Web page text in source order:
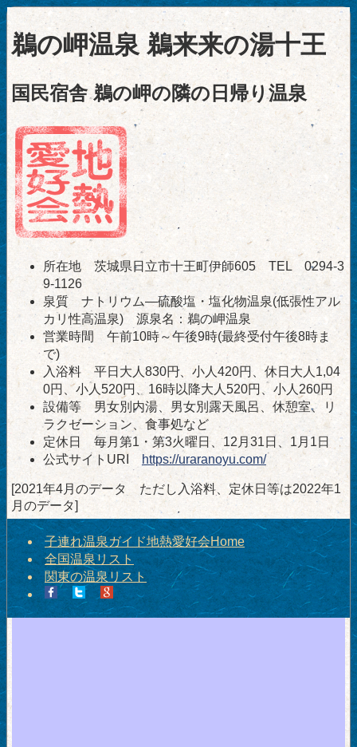
鵜の岬温泉 鵜来来の湯十王
国民宿舎 鵜の岬の隣の日帰り温泉
所在地 茨城県日立市十王町伊師605 TEL 0294-3
9-1126
泉質 ナトリウム―硫酸塩・塩化物温泉(低張性アル
カリ性高温泉) 源泉名：鵜の岬温泉
営業時間 午前10時～午後9時(最終受付午後8時ま
で)
入浴料 平日大人830円、小人420円、休日大人1,04
0円、小人520円、16時以降大人520円、小人260円
設備等 男女別内湯、男女別露天風呂、休憩室、リ
ラクゼーション、食事処など
定休日 毎月第1・第3火曜日、12月31日、1月1日
公式サイトURI
https://uraranoyu.com/
[2021年4月のデータ ただし入浴料、定休日等は2022年1
月のデータ]
子連れ温泉ガイド地熱愛好会Home
全国温泉リスト
関東の温泉リスト